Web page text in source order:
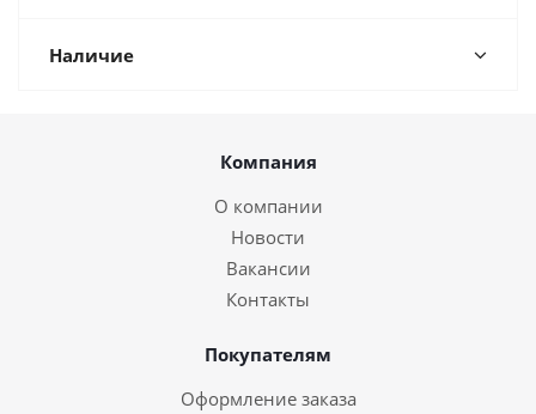
Наличие
Компания
О компании
Новости
Вакансии
Контакты
Покупателям
Оформление заказа